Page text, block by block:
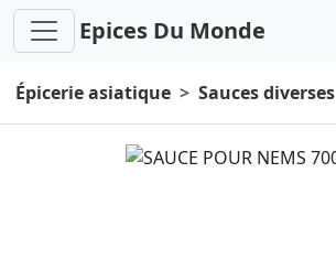
Epices Du Monde
Épicerie asiatique Sauces diverses